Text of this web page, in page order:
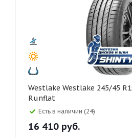
Westlake Westlake 245/45 R19 Z-007 98W
Runflat
Есть в наличии (24)
16 410 руб.